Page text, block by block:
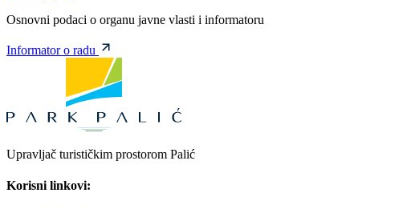
Osnovni podaci o organu javne vlasti i informatoru
Informator o radu
Upravljač turističkim prostorom Palić
Korisni linkovi: